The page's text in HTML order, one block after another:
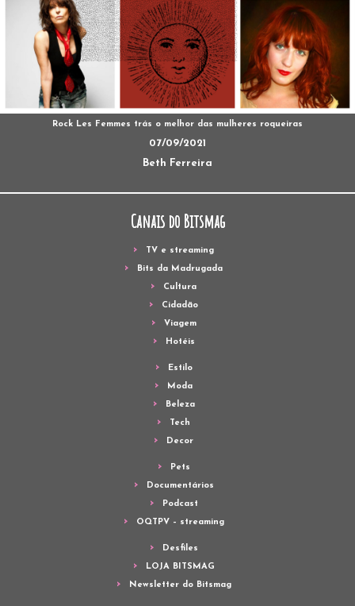
Rock Les Femmes trás o melhor das mulheres roqueiras
07/09/2021
Beth Ferreira
Canais do Bitsmag
TV e streaming
Bits da Madrugada
Cultura
Cidadão
Viagem
Hotéis
Estilo
Moda
Beleza
Tech
Decor
Pets
Documentários
Podcast
OQTPV – streaming
Desfiles
LOJA BITSMAG
Newsletter do Bitsmag